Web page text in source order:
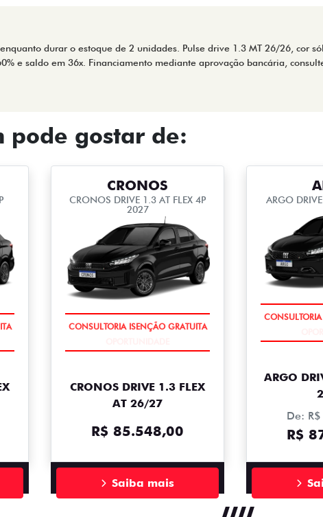
durar o estoque de 2 unidades. Pulse drive 1.3 MT 26/26, cor
e saldo em 36x. Financiamento mediante aprovação bancária,
pode gostar de:
CRONOS
CRONOS DRIVE 1.3 AT FLEX 4P
2027
CONSULTORIA ISENÇÃO GRATUITA
CRONOS DRIVE 1.3 FLEX
AT 26/27
R$ 85.548,00
Saiba mais
ARGO
ARGO
De:
R$